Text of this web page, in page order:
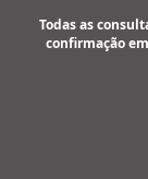
Todas as
confirmação